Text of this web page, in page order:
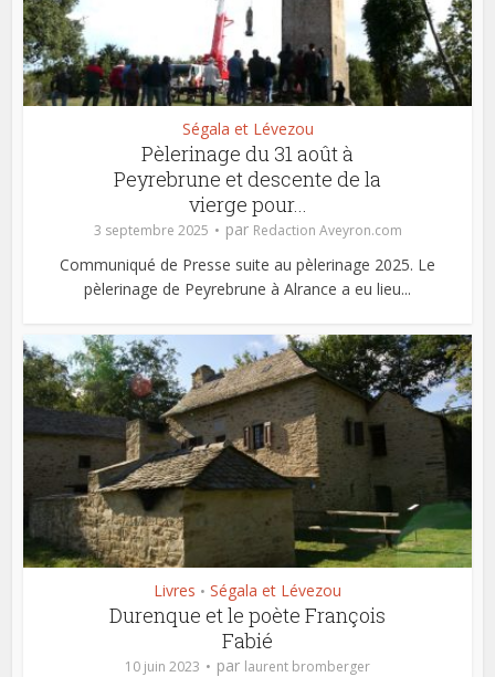
Ségala et Lévezou
Pèlerinage du 31 août à
Peyrebrune et descente de la
vierge pour...
3 septembre 2025 par Redaction Aveyron.com
Communiqué de Presse suite au pèlerinage 2025. Le
pèlerinage de Peyrebrune à Alrance a eu lieu...
Livres • Ségala et Lévezou
Durenque et le poète François
Fabié
10 juin 2023 par laurent bromberger